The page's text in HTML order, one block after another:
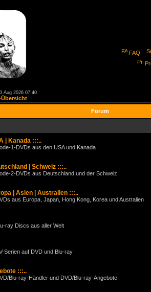
FAQ
Aug 2026 07:40
Übersicht
Forum
| Kanada :::..
1-DVDs aus den USA und Kanada
| Schweiz :::..
2-DVDs aus Deutschland und der Schweiz
| Asien | Australien :::..
aus Europa, Japan, Hong Kong, Korea und Australien
ray Discs aus aller Welt
Serien auf DVD und Blu-ray
:::..
Blu-ray-Händler und DVD/Blu-ray-Angebote